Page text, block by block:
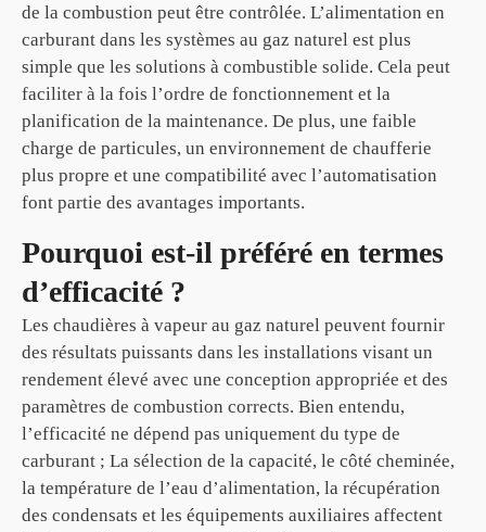
de la combustion peut être contrôlée. L’alimentation en
carburant dans les systèmes au gaz naturel est plus
simple que les solutions à combustible solide. Cela peut
faciliter à la fois l’ordre de fonctionnement et la
planification de la maintenance. De plus, une faible
charge de particules, un environnement de chaufferie
plus propre et une compatibilité avec l’automatisation
font partie des avantages importants.
Pourquoi est-il préféré en termes
d’efficacité ?
Les chaudières à vapeur au gaz naturel peuvent fournir
des résultats puissants dans les installations visant un
rendement élevé avec une conception appropriée et des
paramètres de combustion corrects. Bien entendu,
l’efficacité ne dépend pas uniquement du type de
carburant ; La sélection de la capacité, le côté cheminée,
la température de l’eau d’alimentation, la récupération
des condensats et les équipements auxiliaires affectent